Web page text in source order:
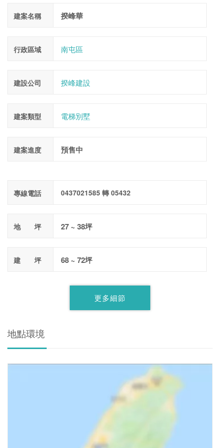
建案名稱 揆峰華
行政區域 南屯區
建設公司 揆峰建設
建案類型 電梯別墅
建案進度 預售中
專線電話 0437021585 轉 05432
地 坪 27 ~ 38坪
建 坪 68 ~ 72坪
更多細節
地點環境